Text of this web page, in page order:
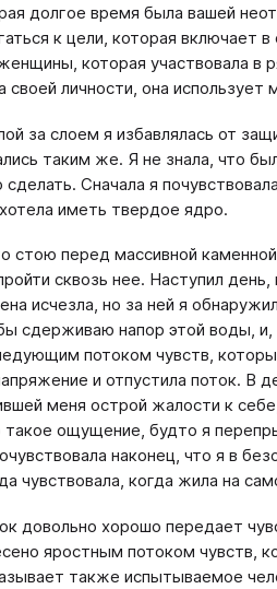
долгое время была вашей
к цели, которая включает
которая участвовала в
своей личности, она использует
за слоем я избавлялась от
таким же. Я не знала, что
Сначала я
иметь твердое ядро.
стою перед массивной
сквозь нее. Наступил
исчезла, но за ней я
сдерживаю напор этой воды,
потоком чувств,
и отпустила поток. В
меня острой жалости к
ощущение, будто я
наконец, что я в
чувствовала, когда жила на
довольно хорошо передает
яростным потоком чувств,
также испытываемое